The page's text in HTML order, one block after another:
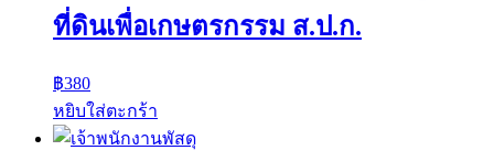
ที่ดินเพื่อเกษตรกรรม ส.ป.ก.
฿380
หยิบใส่ตะกร้า